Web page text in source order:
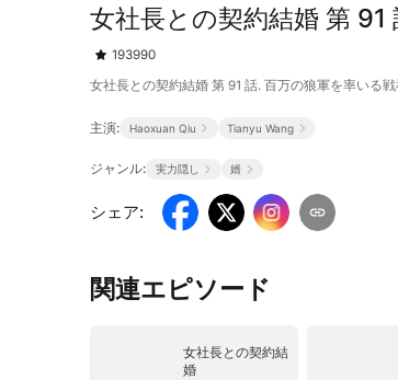
女社長との契約結婚 第 91
193990
女社長との契約結婚 第 91 話. 百万の狼軍を率いる
主演: Haoxuan Qiu Tianyu Wang
ジャンル: 実力隠し 婿
シェア:
関連エピソード
女社長との契約結
婚